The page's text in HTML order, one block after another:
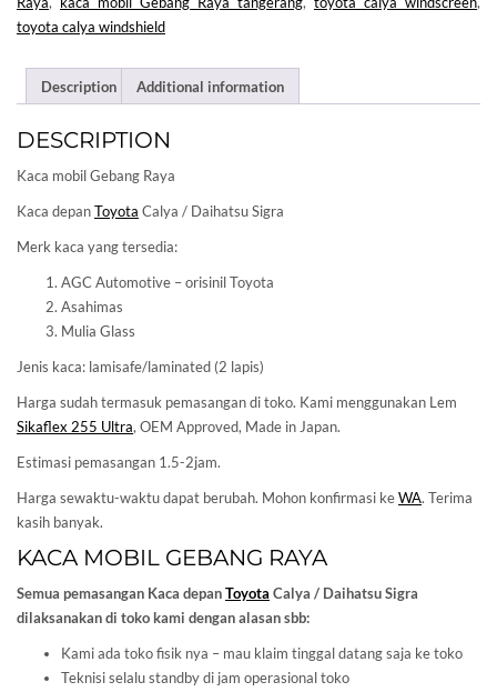
toyota calya windshield
Description Additional information
DESCRIPTION
Kaca mobil Gebang Raya
Kaca depanToyota Calya / Daihatsu Sigra
Merk kaca yang tersedia:
AGC Automotive – orisinil Toyota
Asahimas
Mulia Glass
Jenis kaca: lamisafe/laminated (2 lapis)
Harga sudah termasuk pemasangan di toko. Kami menggunakan Lem
Sikaflex 255 Ultra, OEM Approved, Made in Japan.
Estimasi pemasangan 1.5-2jam.
Harga sewaktu-waktu dapat berubah. Mohon konfirmasi keWA. Terima
kasih banyak.
KACA MOBIL GEBANG RAYA
Semua pemasangan Kaca depanToyota Calya / Daihatsu Sigra
dilaksanakan di toko kami dengan alasan sbb:
Kami ada toko fisik nya – mau klaim tinggal datang saja ke toko
Teknisi selalu standby di jam operasional toko